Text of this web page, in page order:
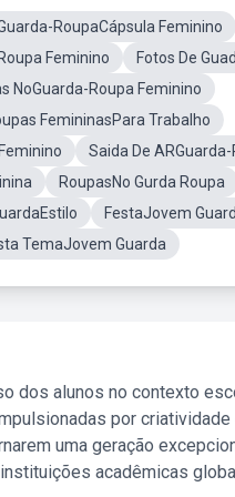
RoupaCápsula Feminino
Feminino
Fotos De
NoGuarda-Roupa Feminino
FemininasPara Trabalho
Saida De
RoupasNo Gurda Roupa
FestaJovem
TemaJovem Guarda
dos alunos no contexto
por
uma geração
acadêmicas